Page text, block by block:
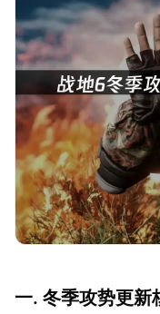
一. 冬季攻势更新